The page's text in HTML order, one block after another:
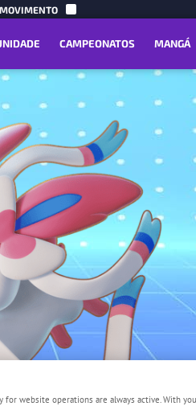
CAMPEONATOS MANGÁ
website operations are always active. With